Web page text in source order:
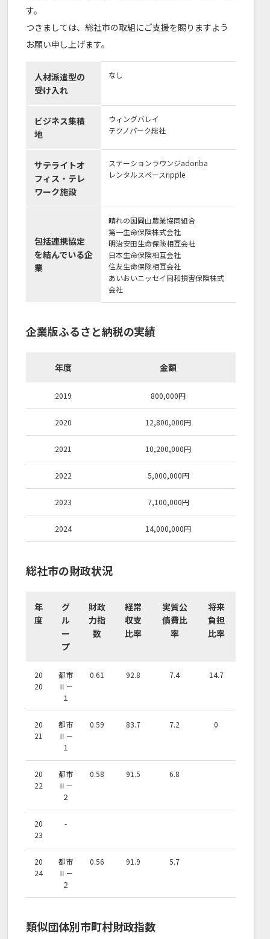
す。
つきましては、総社市の取組にご支援を賜りますよう
お願い申し上げます。
人材派遣型の
受け入れ
なし
ビジネス集積
地
ウィングバレイ
テクノパーク総社
サテライトオ
フィス・テレ
ワーク施設
ステーションラウンジadoriba
レンタルスぺースripple
包括連携協定
を結んでいる企
業
晴れの国岡山農業協同組合
第一生命保険株式会社
明治安田生命保険相互会社
日本生命保険相互会社
住友生命保険相互会社
あいおいニッセイ同和損害保険株式
会社
企業版ふるさと納税の実績
年度 金額
2019 800,000円
2020 12,800,000円
2021 10,200,000円
2022 5,000,000円
2023 7,100,000円
2024 14,000,000円
総社市の財政状況
年
度
グ
ル
ー
プ
財政
力指
数
経常
収支
比率
実質公
債費比
率
将来
負担
比率
20
20
都市
Ⅱ－
１
0.61 92.8 7.4 14.7
20
21
都市
Ⅱ－
１
0.59 83.7 7.2 0
20
22
都市
Ⅱ－
２
0.58 91.5 6.8
20
23
-
20
24
都市
Ⅱ－
２
0.56 91.9 5.7
類似団体別市町村財政指数